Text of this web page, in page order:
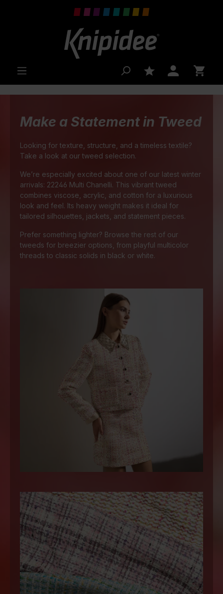
Make a Statement in Tweed
Looking for texture, structure, and a timeless textile?
Take a look at our tweed selection.
We’re especially excited about one of our latest winter
arrivals: 22246 Multi Chanelli. This vibrant tweed
combines viscose, acrylic, and cotton for a luxurious
look and feel. Its heavy weight makes it ideal for
tailored silhouettes, jackets, and statement pieces.
Prefer something lighter? Browse the rest of our
tweeds for breezier options, from playful multicolor
threads to classic solids in black or white.